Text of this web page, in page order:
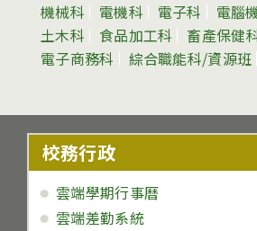
機械科 電機科 電子科
電腦
土木科
食品加工科 畜產保健
電子商務科
綜合職能科/資源班
校務行政
雲端學期行事曆
雲端差勤系統